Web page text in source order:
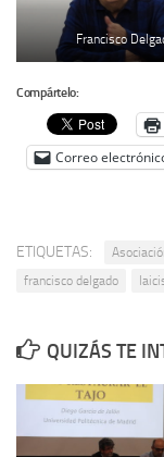
Catálogo
Catálogo
Fondo Mario J.
Biblioteca-
Publicaciones
Tienda
Francisco
Compártelo:
Correo
ETIQUETAS:
francisco delgado
QUIZÁS TE